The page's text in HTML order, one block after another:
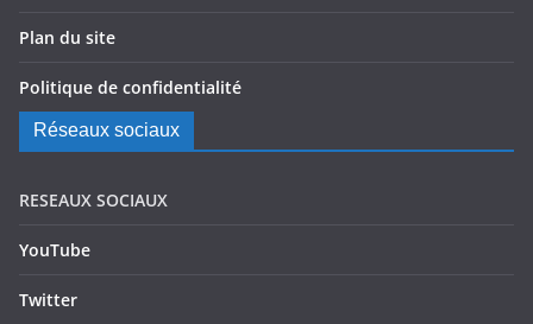
Plan du site
Politique de confidentialité
Réseaux sociaux
RESEAUX SOCIAUX
YouTube
Twitter